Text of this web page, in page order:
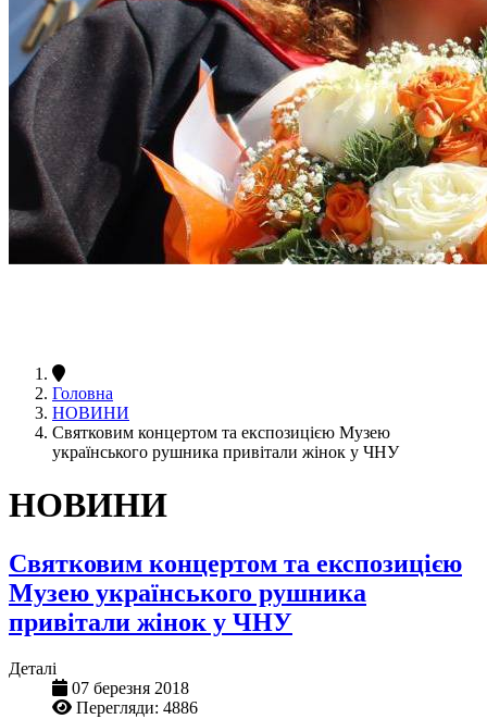
Головна
НОВИНИ
Святковим концертом та експозицією Музею
українського рушника привітали жінок у ЧНУ
НОВИНИ
Святковим концертом та експозицією
Музею українського рушника
привітали жінок у ЧНУ
Деталі
07 березня 2018
Перегляди: 4886